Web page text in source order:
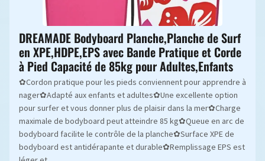
DREAMADE Bodyboard Planche,Planche de Surf
en XPE,HDPE,EPS avec Bande Pratique et Corde
à Pied Capacité de 85kg pour Adultes,Enfants
✿Cordon pratique pour les pieds conviennent pour apprendre à
nager✿Adapté aux enfants et adultes✿Une excellente option
pour surfer et vous donner plus de plaisir dans la mer✿Charge
maximale de bodyboard peut atteindre 85 kg✿Queue en arc de
bodyboard facilite le contrôle de la planche✿Surface XPE de
bodyboard est antidérapante et durable✿Remplissage EPS est